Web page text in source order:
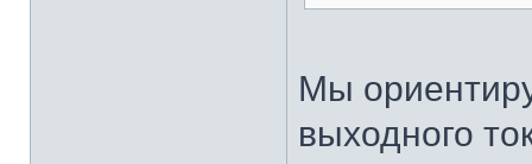
Мы
выходного